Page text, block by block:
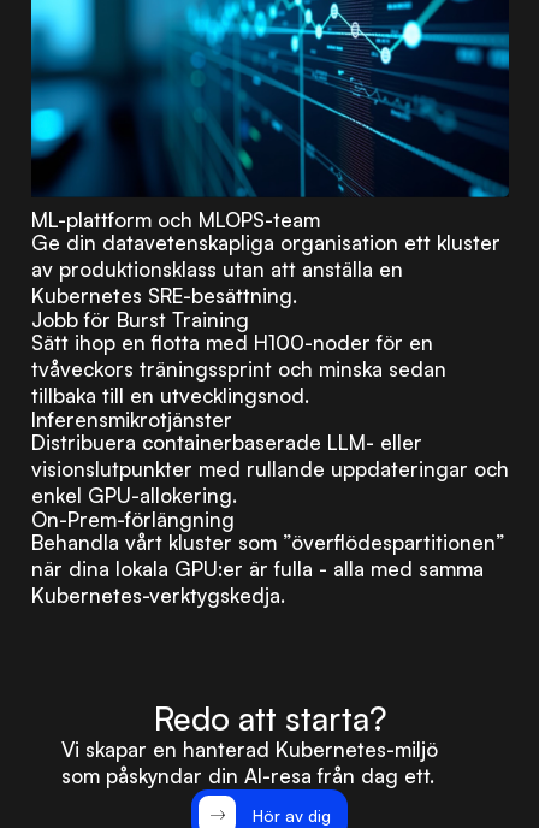
ML-plattform och MLOPS-team
Ge din datavetenskapliga organisation ett kluster
av produktionsklass utan att anställa en
Kubernetes SRE-besättning.
Jobb för Burst Training
Sätt ihop en flotta med H100-noder för en
tvåveckors träningssprint och minska sedan
tillbaka till en utvecklingsnod.
Inferensmikrotjänster
Distribuera containerbaserade LLM- eller
visionslutpunkter med rullande uppdateringar och
enkel GPU-allokering.
On-Prem-förlängning
Behandla vårt kluster som ”överflödespartitionen”
när dina lokala GPU:er är fulla - alla med samma
Kubernetes-verktygskedja.
Redo att starta?
Vi skapar en hanterad Kubernetes-miljö
som påskyndar din AI-resa från dag ett.
Hör av dig